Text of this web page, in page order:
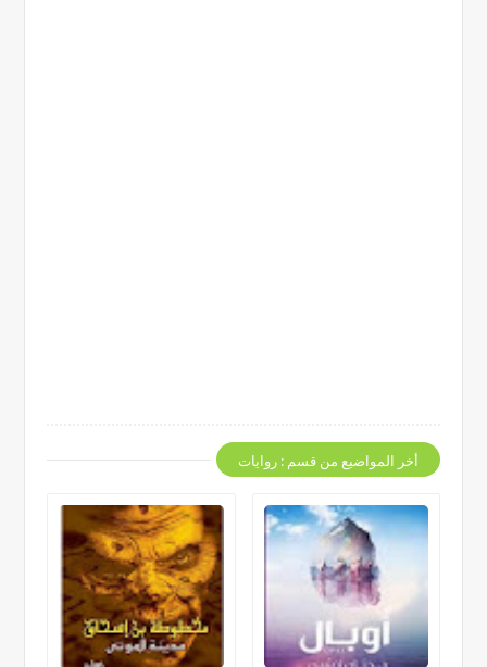
أخر المواضيع من قسم : روايات